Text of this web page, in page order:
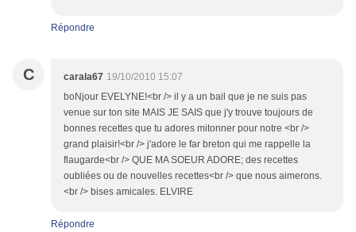
Répondre
C carala67 19/10/2010 15:07
boNjour EVELYNE!<br /> il y a un bail que je ne suis pas
venue sur ton site MAIS JE SAIS que j'y trouve toujours de
bonnes recettes que tu adores mitonner pour notre <br />
grand plaisir!<br /> j'adore le far breton qui me rappelle la
flaugarde<br /> QUE MA SOEUR ADORE; des recettes
oubliées ou de nouvelles recettes<br /> que nous aimerons.
<br /> bises amicales. ELVIRE
Répondre